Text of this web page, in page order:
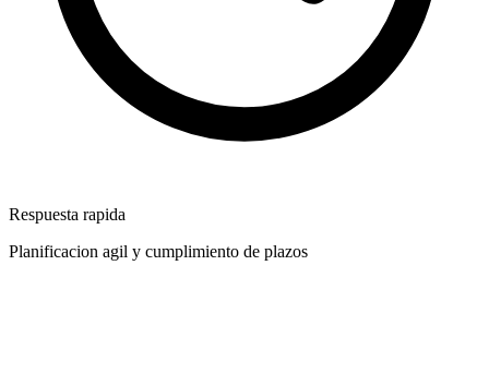
Respuesta rapida
Planificacion agil y cumplimiento de plazos